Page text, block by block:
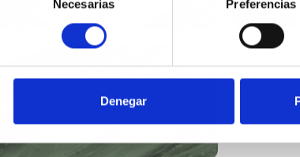
consentimiento
Necesarias Preferencias
Denegar
SYMSAVE® H